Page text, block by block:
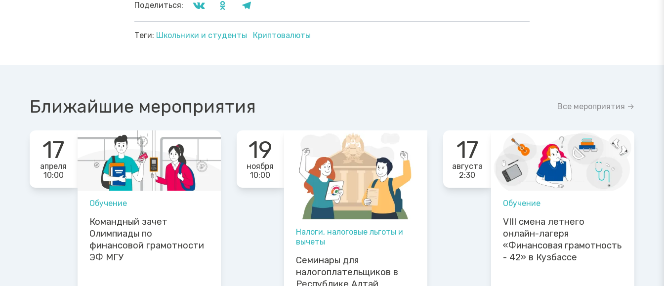
Поделиться:
Теги: Школьники и студенты Криптовалюты
Ближайшие мероприятия Все мероприятия →
17
апреля
10:00
Обучение
Командный зачет
Олимпиады по
финансовой грамотности
ЭФ МГУ
19
ноября
10:00
Налоги, налоговые льготы и
вычеты
Семинары для
налогоплательщиков в
17
августа
2:30
Обучение
VIII смена летнего
онлайн-лагеря
«Финансовая грамотность
- 42» в Кузбассе